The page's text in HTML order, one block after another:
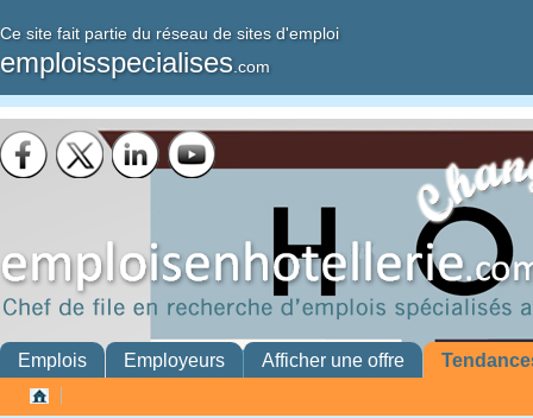
Ce site fait partie du réseau de sites d'emploi
emploisspecialises .com
Emplois Employeurs Afficher une offre